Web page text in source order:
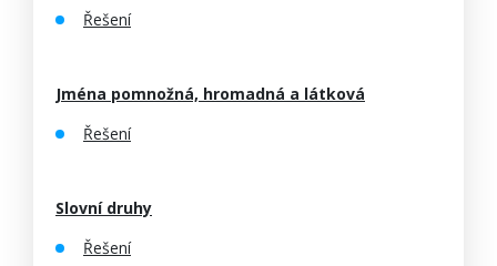
Řešení
Jména pomnožná, hromadná a látková
Řešení
Slovní druhy
Řešení